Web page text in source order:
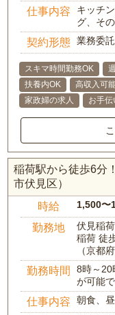
仕事内容
キッチ
グ、そ
契約形態 業務委託
スキマ時間勤務OK
扶養内OK
高収入可
家政婦の求人
お手伝
稲荷駅から徒歩6分
市伏見区）
時給 1,500〜
勤務地
伏見稲
稲荷 徒
（京都
勤務時間
8時～20
が可能
仕事内容 朝食、